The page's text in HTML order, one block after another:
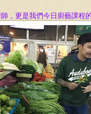
，更是我們今日廚藝課程